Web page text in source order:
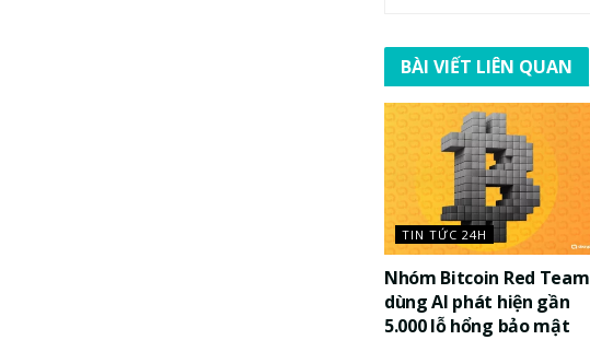
BÀI VIẾT LIÊN QUAN
TIN TỨC 24H
Nhóm Bitcoin Red Team
dùng AI phát hiện gần
5.000 lỗ hổng bảo mật